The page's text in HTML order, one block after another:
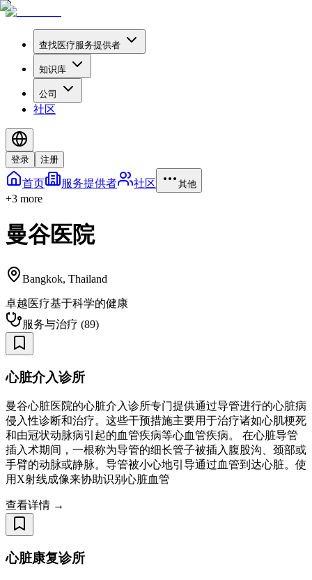
查找医疗服务提供者
知识库
公司
社区
登录 注册
首页 服务提供者 社区 其他
+3 more
曼谷医院
Bangkok, Thailand
卓越医疗基于科学的健康
服务与治疗 (89)
心脏介入诊所
曼谷心脏医院的心脏介入诊所专门提供通过导管进行的心脏病
侵入性诊断和治疗。这些干预措施主要用于治疗诸如心肌梗死
和由冠状动脉病引起的血管疾病等心血管疾病。 在心脏导管
插入术期间，一根称为导管的细长管子被插入腹股沟、颈部或
手臂的动脉或静脉。导管被小心地引导通过血管到达心脏。使
用X射线成像来协助识别心脏血管
查看详情 →
心脏康复诊所